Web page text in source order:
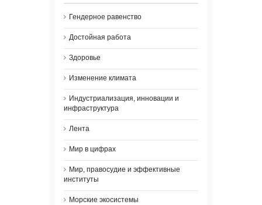
Гендерное равенство
Достойная работа
Здоровье
Изменение климата
Индустриализация, инновации и
инфраструктура
Лента
Мир в цифрах
Мир, правосудие и эффективные
институты
Морские экосистемы